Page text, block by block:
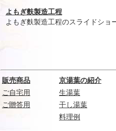
よもぎ麩製造工程
よもぎ麩製造工程のスライドショ
販売商品 京湯葉の紹介
ご自宅用
生湯葉
ご贈答用
干し湯葉
料理例